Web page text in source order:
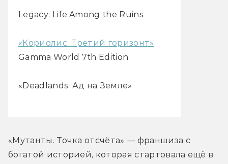
Legacy: Life Among the Ruins
«Кориолис. Третий горизонт»
Gamma World 7th Edition
«Deadlands. Ад на Земле»
«Мутанты. Точка отсчёта» — франшиза с
богатой историей, которая стартовала ещё в